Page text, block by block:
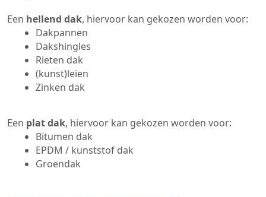
Een hellend dak, hiervoor kan gekozen worden voor:
Dakpannen
Dakshingles
Rieten dak
(kunst)leien
Zinken dak
Een plat dak, hiervoor kan gekozen worden voor:
Bitumen dak
EPDM / kunststof dak
Groendak